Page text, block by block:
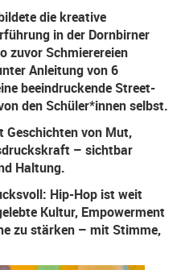
die kreative
in der Dornbirner
zuvor Schmierereien
Anleitung von 6
beeindruckende Street-
den Schüler*innen selbst.
Geschichten von Mut,
– sichtbar
Haltung.
Hip-Hop ist weit
Kultur, Empowerment
zu stärken – mit Stimme,